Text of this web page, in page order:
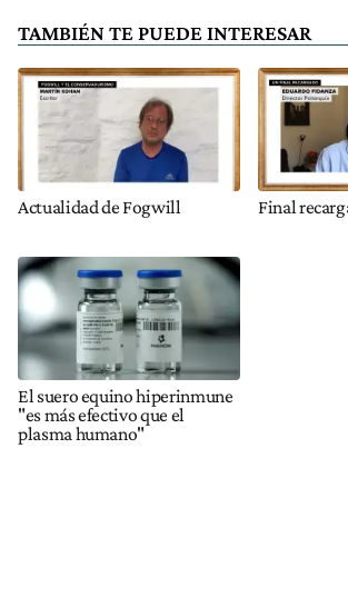
TAMBIÉN TE PUEDE INTERESAR
Actualidad de Fogwill Final
El suero equino hiperinmune
"es más efectivo que el
plasma humano"